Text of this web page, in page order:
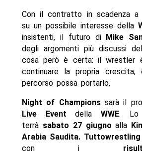
Con il contratto in scadenza
su un possibile interesse della
insistenti, il futuro di Mike
degli argomenti più discussi
cosa però è certa: il wrestler
continuare la propria crescita,
percorso possa portarlo.
Night of Champions sarà il
Live Event della WWE. Lo
terrà sabato 27 giugno alla
Arabia Saudita.
con i